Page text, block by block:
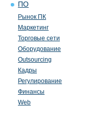
ПО
Рынок ПК
Маркетинг
Торговые сети
Оборудование
Outsourcing
Кадры
Регулирование
Финансы
Web